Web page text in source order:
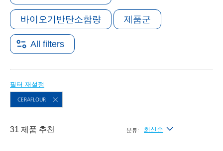
바이오기반탄소함량 제품군
All filters
필터 재설정
CERAFLOUR
31 제품 추천 분류: 최신순